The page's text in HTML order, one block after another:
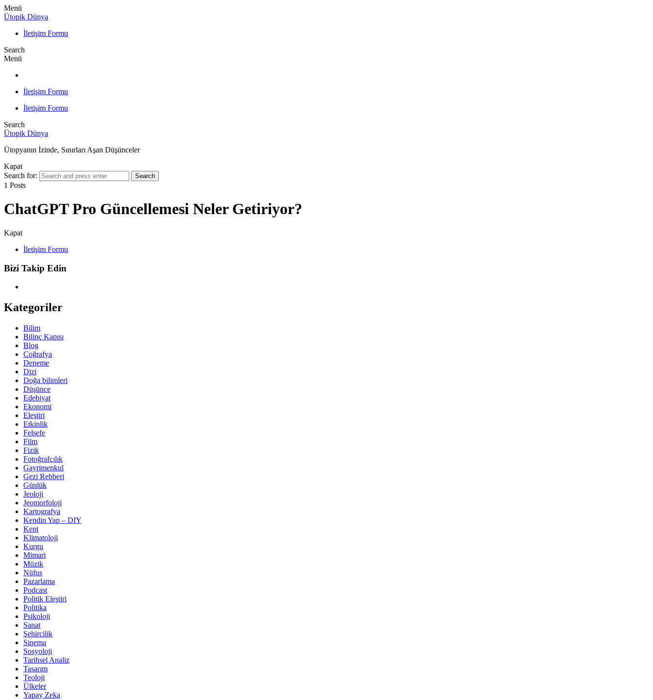
Menü
Ütopik Dünya
İletişim Formu
Search
Menü
İletişim Formu
İletişim Formu
Search
Ütopik Dünya
Ütopyanın İzinde, Sınırları Aşan Düşünceler
Kapat
Search for:
Search
1 Posts
ChatGPT Pro Güncellemesi Neler Getiriyor?
Kapat
İletişim Formu
Bizi Takip Edin
Kategoriler
Bilim
Bilinç Kapısı
Blog
Coğrafya
Deneme
Dizi
Doğa bilimleri
Düşünce
Edebiyat
Ekonomi
Eleştiri
Etkinlik
Felsefe
Film
Fizik
Fotoğrafçılık
Gayrimenkul
Gezi Rehberi
Günlük
Jeoloji
Jeomorfoloji
Kartografya
Kendin Yap – DIY
Kent
Klimatoloji
Kurgu
Mimari
Müzik
Nüfus
Pazarlama
Podcast
Politik Eleştiri
Politika
Psikoloji
Sanat
Şehircilik
Sinema
Sosyoloji
Tarihsel Analiz
Tasarım
Teoloji
Ülkeler
Yapay Zeka